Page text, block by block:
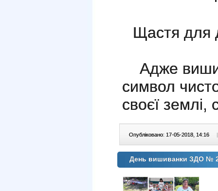
Щастя для
Адже
символ
своєї землі,
Опубліковано: 17-05-2018, 14:16 |
День вишиванки ЗДО №